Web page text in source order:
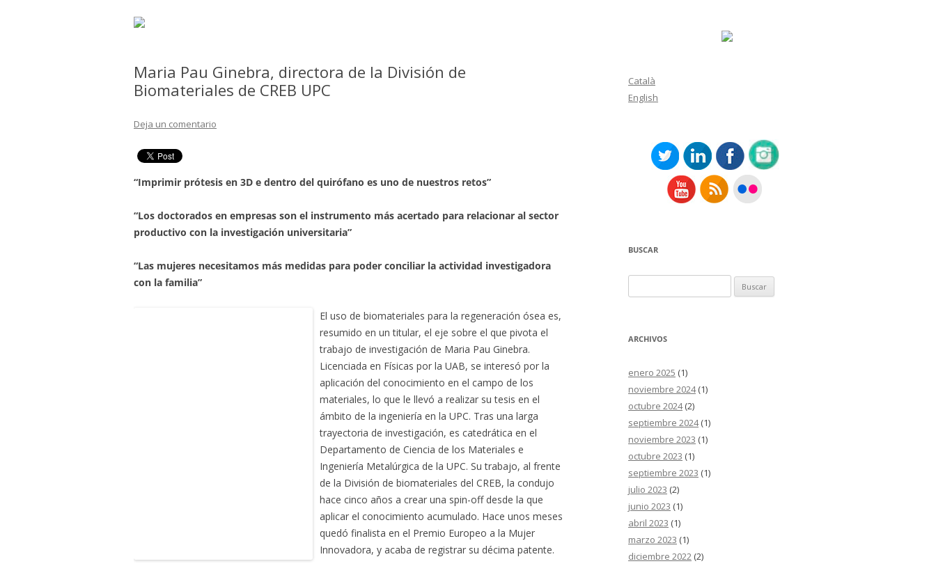
Maria Pau Ginebra, directora de la División de
Biomateriales de CREB UPC
Deja un comentario
“Imprimir prótesis en 3D e dentro del quirófano es uno de nues­­­­­­tros retos”
“Los doctorados en empresas son el instrumento más acertado para relacionar al sector
productivo con la investigación universitaria”
“Las mujeres necesitamos más medidas para poder conciliar la ac­­­­­­­­­tividad investigadora
con la familia”
El uso de biomateriales para la regeneración ósea es,
resumido en un titular, el eje sobre el que pivota el
trabajo de investigación de Maria Pau Ginebra.
Licenciada en Físicas por la UAB, se interesó por la
aplicación del conocimiento en el campo de los
materiales, lo que le llevó a realizar su tesis en el
ámbito de la ingeniería en la UPC. Tras una larga
trayectoria de investigación, es catedrática en el
Departamento de Ciencia de los Materiales e
Ingeniería Metalúrgica de la UPC. Su trabajo, al frente
de la División de biomateriales del CREB, la condujo
hace cinco años a crear una spin-off desde la que
aplicar el conocimiento acumulado. Hace unos meses
quedó finalista en el Premio Europeo a la Mujer
Innovadora, y acaba de registrar su décima patente.
Català
English
BUSCAR
ARCHIVOS
enero 2025 (1)
noviembre 2024(1)
octubre 2024(2)
septiembre 2024(1)
noviembre 2023 (1)
octubre 2023 (1)
septiembre 2023 (1)
julio 2023 (2)
junio 2023 (1)
abril 2023 (1)
marzo 2023 (1)
diciembre 2022 (2)